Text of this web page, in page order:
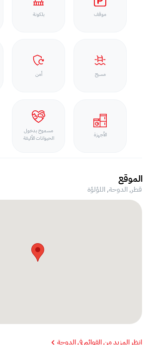
موقف بلكونة
مسبح أمن
الأجهزة
مسموح بدخول
الحيوانات الأليفة
الموقع
قطر, الدوحة,اللؤلؤة
انظر المزيد من القوائم في الدوحة